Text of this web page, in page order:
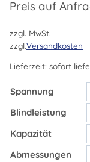
Preis auf
zzgl. MwSt.
zzgl.Versandkosten
Lieferzeit: sofort
Spannung
Blindleistung
Kapazität
Abmessungen